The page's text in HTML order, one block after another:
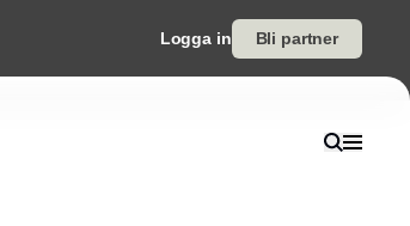
Logga in Bli partner